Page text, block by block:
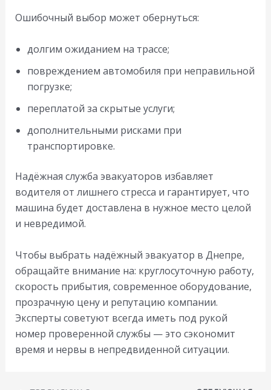
Ошибочный выбор может обернуться:
долгим ожиданием на трассе;
повреждением автомобиля при неправильной
погрузке;
переплатой за скрытые услуги;
дополнительными рисками при
транспортировке.
Надёжная служба эвакуаторов избавляет
водителя от лишнего стресса и гарантирует, что
машина будет доставлена в нужное место целой
и невредимой.
Чтобы выбрать надёжный эвакуатор в Днепре,
обращайте внимание на: круглосуточную работу,
скорость прибытия, современное оборудование,
прозрачную цену и репутацию компании.
Эксперты советуют всегда иметь под рукой
номер проверенной службы — это сэкономит
время и нервы в непредвиденной ситуации.